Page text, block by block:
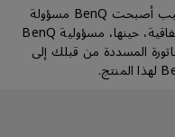
وبالرغم من الحدود المذكورة أعلاه ولأي سبب أصبحت BenQ مسؤولة
عن أضرار تسببت بها فيما يتعلق بهذه الاتفاقية، حينها، مسؤولية BenQ
المسددة من قبلك إلى